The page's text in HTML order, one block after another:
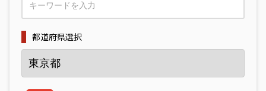
都道府県選択